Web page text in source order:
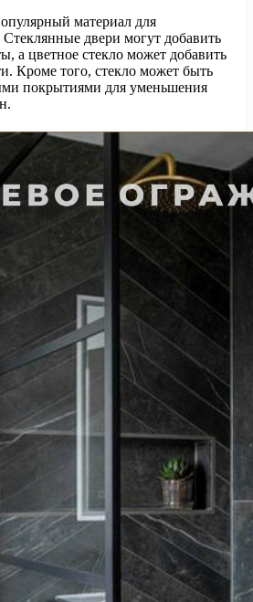
материал для
двери могут добавить
а цветное стекло может добавить
Кроме того, стекло может быть
покрытиями для уменьшения